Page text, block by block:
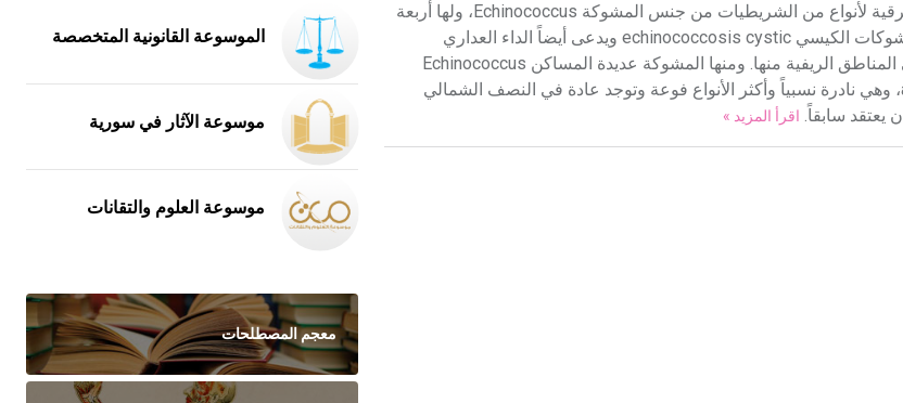
داء المشوكات خمج حيواني المصدر zoonotic infection ينشأ من المراحل اليرقية لأنواع من الشريطيات من جنس المشوكة Echinococcus، ولها أربعة
أنواع أهمها: المشوكة الحبيبية Echinococcus granulosus التي تسبب داء المشوكات الكيسي echinococcosis cystic ويدعى أيضاً الداء العداري
hydatidosis، وتمثل أشيع الأنواع وتوجد في مختلف مناطق العالم وخاصة في المناطق الريفية منها. ومنها المشوكة عديدة المساكن Echinococcus
multilocularis التي تسبب داء المشوكات السنخي alveolar echinococcosis، وهي نادرة نسبياً وأكثر الأنواع فوعة وتوجد عادة في النصف الشمالي
يعتقد سابقاً. اقرأ المزيد »
الموسوعة القانونية المتخصصة
موسوعة الآثار في سورية
موسوعة العلوم والتقانات
معجم المصطلحات